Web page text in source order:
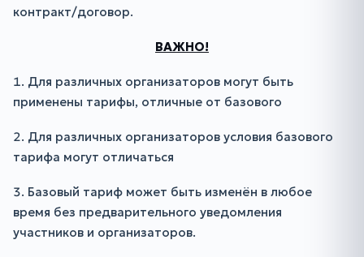
контракт/договор.
ВАЖНО!
1. Для различных организаторов могут быть
применены тарифы, отличные от базового
2. Для различных организаторов условия базового
тарифа могут отличаться
3. Базовый тариф может быть изменён в любое
время без предварительного уведомления
участников и организаторов.